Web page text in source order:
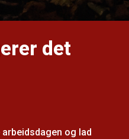
det
og lad